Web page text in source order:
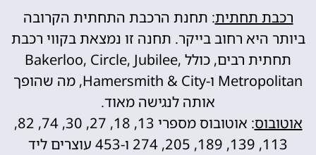
רכבת תחתית: תחנת הרכבת התחתית הקרובה
ביותר היא רחוב בייקר. תחנה זו נמצאת בקווי רכבת
תחתית רבים, כולל Bakerloo, Circle, Jubilee,
Metropolitan ו-Hamersmith & City, מה שהופך
אותה לנגישה מאוד.
אוטובוס
: אוטובוס מספרי 13, 18, 27, 30, 74, 82,
113, 139, 189, 205, 274 ו-453 עוצרים ליד